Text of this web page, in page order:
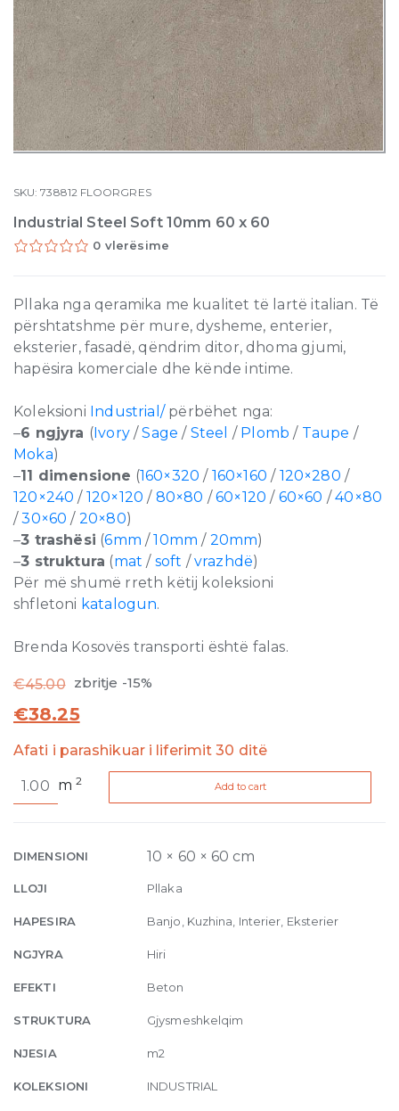
SKU:738812 FLOORGRES
Industrial Steel Soft 10mm 60 x 60
0 vlerësime
Pllaka nga qeramika me kualitet të lartë italian. Të
përshtatshme për mure, dysheme, enterier,
eksterier, fasadë, qëndrim ditor, dhoma gjumi,
hapësira komerciale dhe kënde intime.
Koleksioni Industrial/përbëhet nga:
–6 ngjyra (Ivory/Sage / Steel / Plomb / Taupe /
Moka)
–11 dimensione (160×320 / 160×160 / 120×280 /
120×240 / 120×120 / 80×80 /60×120 / 60×60 /40×80
/30×60 / 20×80)
–3 trashësi (6mm /10mm / 20mm)
–3 struktura (mat / soft /vrazhdë)
Për më shumë rreth këtij koleksioni
shfletoni katalogun.
Brenda Kosovës transporti është falas.
€45.00 zbritje -15%
€38.25
Afati i parashikuar i liferimit 30 ditë
Steel
60
60
quantity
m2 Add to cart
DIMENSIONI 10 × 60 × 60 cm
LLOJI Pllaka
HAPESIRA Banjo, Kuzhina, Interier, Eksterier
NGJYRA Hiri
EFEKTI Beton
STRUKTURA Gjysmeshkelqim
NJESIA m2
KOLEKSIONI INDUSTRIAL